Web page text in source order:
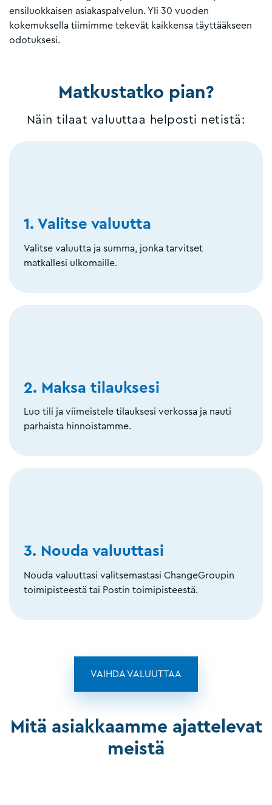
ensiluokkaisen asiakaspalvelun. Yli 30 vuoden
kokemuksella tiimimme tekevät kaikkensa täyttääkseen
odotuksesi.
Matkustatko pian?
Näin tilaat valuuttaa helposti netistä:
1. Valitse valuutta
Valitse valuutta ja summa, jonka tarvitset
matkallesi ulkomaille.
2. Maksa tilauksesi
Luo tili ja viimeistele tilauksesi verkossa ja nauti
parhaista hinnoistamme.
3. Nouda valuuttasi
Nouda valuuttasi valitsemastasi ChangeGroupin
toimipisteestä tai Postin toimipisteestä.
VAIHDA VALUUTTAA
Mitä asiakkaamme ajattelevat
meistä